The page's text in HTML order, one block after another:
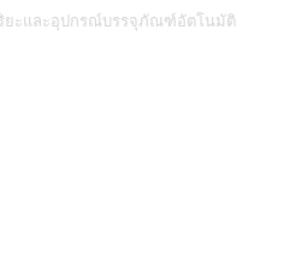
ยะและอุปกรณ์บรรจุภัณฑ์อัตโนมัติ